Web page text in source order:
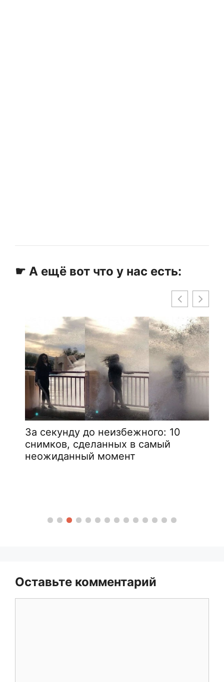
☛ А ещё вот что у нас есть:
За секунду до неизбежного: 10
снимков, сделанных в самый
неожиданный момент
Оставьте комментарий